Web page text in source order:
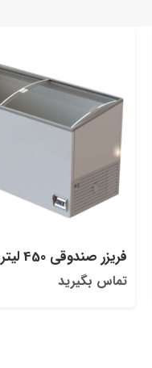
فریزر صندوقی 450 لیتری زاگرس
تماس بگیرید